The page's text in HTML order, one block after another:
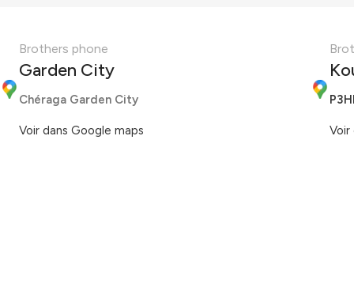
Brothers phone
Garden City
Chéraga Garden City
Voir dans Google maps Voir